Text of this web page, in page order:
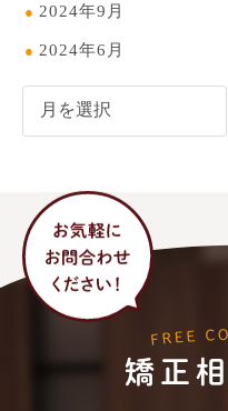
2024年9月
2024年6月
矯正